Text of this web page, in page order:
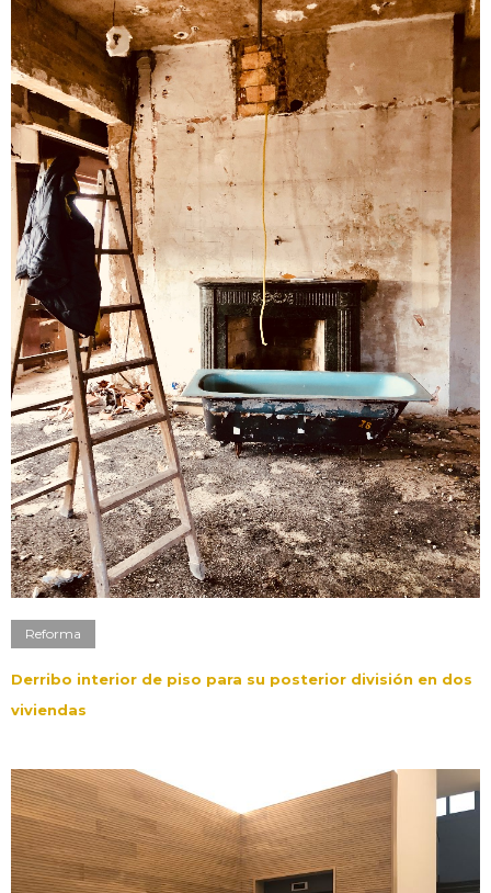
Reforma
Derribo interior de piso para su posterior división en dos
viviendas